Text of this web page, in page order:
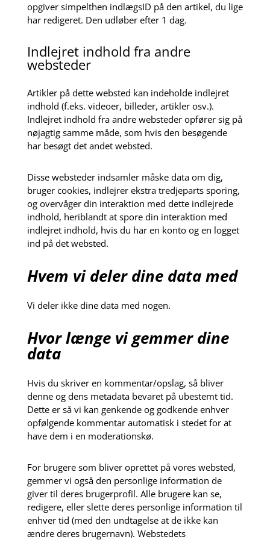
opgiver simpelthen indlægsID på den artikel, du lige
har redigeret. Den udløber efter 1 dag.
Indlejret indhold fra andre
websteder
Artikler på dette websted kan indeholde indlejret
indhold (f.eks. videoer, billeder, artikler osv.).
Indlejret indhold fra andre websteder opfører sig på
nøjagtig samme måde, som hvis den besøgende
har besøgt det andet websted.
Disse websteder indsamler måske data om dig,
bruger cookies, indlejrer ekstra tredjeparts sporing,
og overvåger din interaktion med dette indlejrede
indhold, heriblandt at spore din interaktion med
indlejret indhold, hvis du har en konto og en logget
ind på det websted.
Hvem vi deler dine data med
Vi deler ikke dine data med nogen.
Hvor længe vi gemmer dine
data
Hvis du skriver en kommentar/opslag, så bliver
denne og dens metadata bevaret på ubestemt tid.
Dette er så vi kan genkende og godkende enhver
opfølgende kommentar automatisk i stedet for at
have dem i en moderationskø.
For brugere som bliver oprettet på vores websted,
gemmer vi også den personlige information de
giver til deres brugerprofil. Alle brugere kan se,
redigere, eller slette deres personlige information til
enhver tid (med den undtagelse at de ikke kan
ændre deres brugernavn). Webstedets